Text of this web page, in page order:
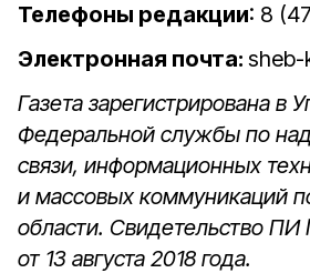
Телефоны редакции: 8
Электронная почта: sheb-
Газета зарегистрирована в
Федеральной службы по
связи, информационных
и массовых коммуникаций
области. Свидетельство
от 13 августа 2018 года.